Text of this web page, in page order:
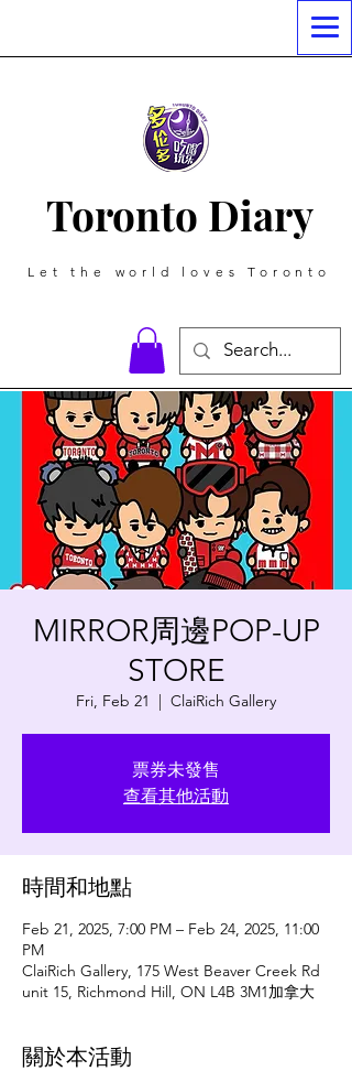
Toronto Diary
Let the world loves Toronto
MIRROR周邊POP-UP
STORE
Fri, Feb 21
  |
ClaiRich Gallery
票券未發售
查看其他活動
時間和地點
Feb 21, 2025, 7:00 PM – Feb 24, 2025, 11:00
PM
ClaiRich Gallery, 175 West Beaver Creek Rd
unit 15, Richmond Hill, ON L4B 3M1加拿大
關於本活動